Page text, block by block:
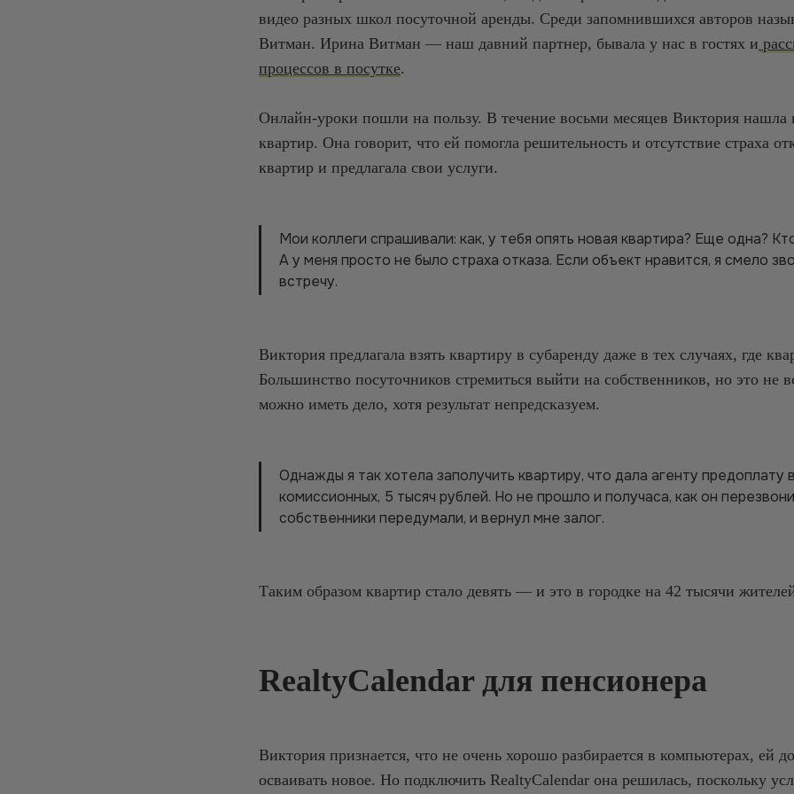
видео разных школ посуточной аренды. Среди запомнившихся авторов
Витман. Ирина Витман — наш давний партнер, бывала у нас в гостях и
процессов в посутке.
Онлайн-уроки пошли на пользу. В течение восьми месяцев Виктория нашла
квартир. Она говорит, что ей помогла решительность и отсутствие страха
квартир и предлагала свои услуги.
Мои коллеги спрашивали: как, у тебя опять новая квартира? Еще одна?
А у меня просто не было страха отказа. Если объект нравится, я смело
встречу.
Виктория предлагала взять квартиру в субаренду даже в тех случаях, где
Большинство посуточников стремиться выйти на собственников, но это не
можно иметь дело, хотя результат непредсказуем.
Однажды я так хотела заполучить квартиру, что дала агенту предоплату
комиссионных, 5 тысяч рублей. Но не прошло и получаса, как он
собственники передумали, и вернул мне залог.
Таким образом квартир стало девять — и это в городке на 42 тысячи
RealtyCalendar для пенсионера
Виктория признается, что не очень хорошо разбирается в компьютерах, ей
осваивать новое. Но подключить RealtyCalendar она решилась, поскольку